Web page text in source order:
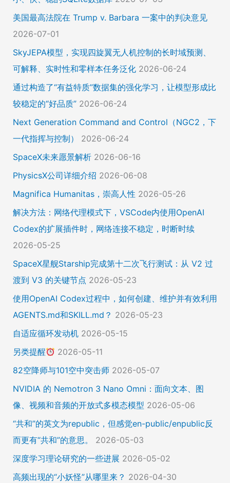
美国最高法院在 Trump v. Barbara 一案中的判决意见
2026-07-01
SkyJEPA模型，实现四旋翼无人机控制的长时域预测、
可解释、实时性和零样本任务泛化 2026-06-24
通过构造了“有益特质”数据集的强化学习，让模型形成比
较稳定的“好品质” 2026-06-24
Next Generation Command and Control（NGC2，下
一代指挥与控制）
2026-06-24
SpaceX未来愿景解析 2026-06-16
PhysicsX公司详细介绍 2026-06-08
Magnifica Humanitas，崇高人性 2026-05-26
解决方法：网络代理模式下，VSCode内使用OpenAI
Codex的扩展插件时，网络连接不稳定，时断时续
2026-05-25
SpaceX星舰Starship完成第十二次飞行测试：从 V2 过
渡到 V3 的关键节点 2026-05-23
使用OpenAI Codex过程中，如何创建、维护并有效利用
AGENTS.md和SKILL.md？ 2026-05-23
自适应循环发动机 2026-05-15
另类提醒
2026-05-11
82空降师与101空中突击师 2026-05-07
NVIDIA 的 Nemotron 3 Nano Omni：面向文本、图
像、视频和音频的开放式多模态模型 2026-05-06
“共和”的英文为republic，但感觉en-public/enpublic反
而更有“共和”的意思。
2026-05-03
深度学习理论研究的一些进展 2026-05-02
高频出现的“小妖怪”从哪里来？ 2026-04-30